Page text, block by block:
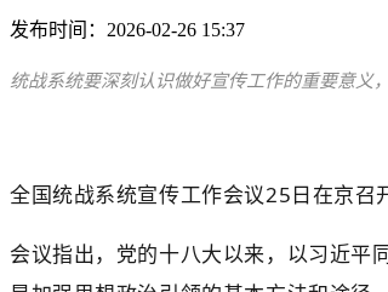
发布时间：2026-02-26 15:37
统战系统要深刻认识做好宣传工作的重要意义
全国统战系统宣传工作会议25日在京召
会议指出，党的十八大以来，以习近平